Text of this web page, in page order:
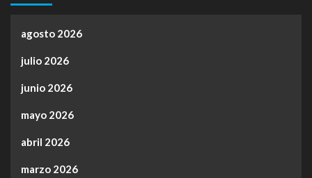
agosto 2026
julio 2026
junio 2026
mayo 2026
abril 2026
marzo 2026